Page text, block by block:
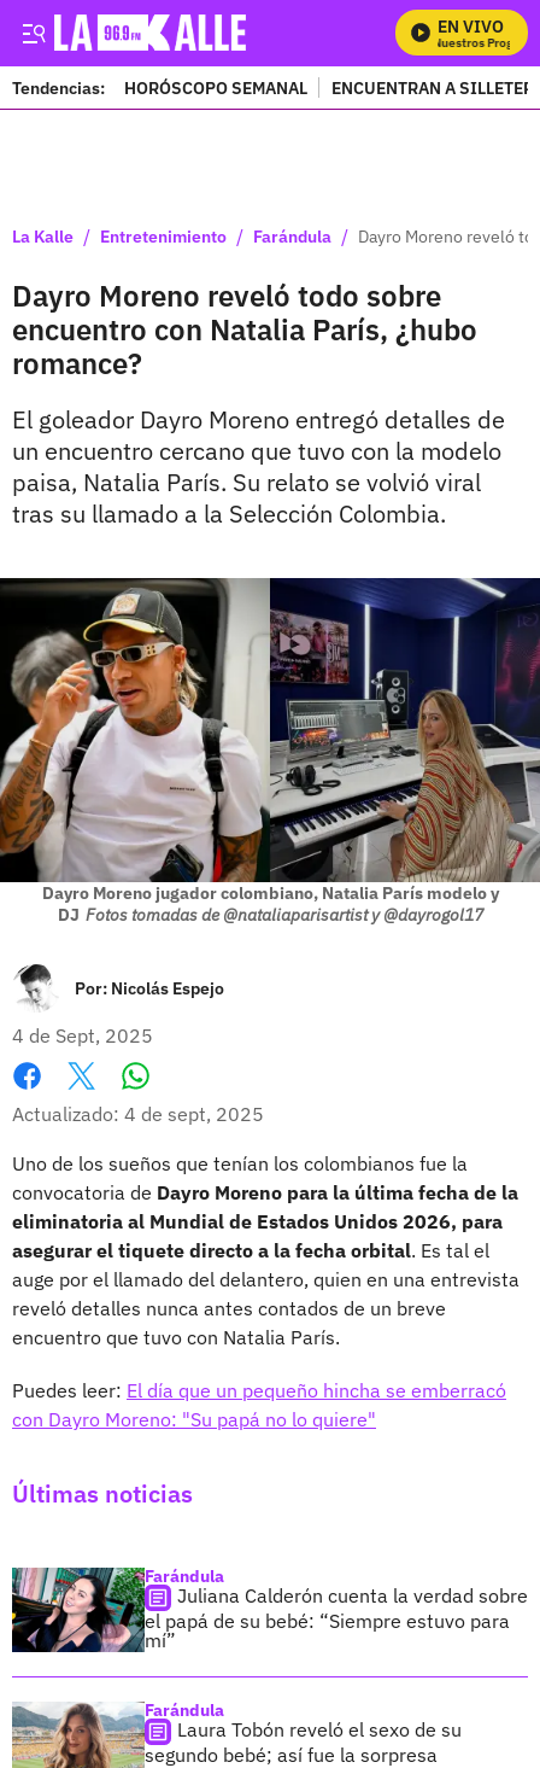
EN VIVO
Mira Todos Nuestros Programas
Tendencias: HORÓSCOPO SEMANAL ENCUENTRAN A
La Kalle / Entretenimiento / Farándula / Dayro Moreno reveló
Dayro Moreno reveló todo sobre
encuentro con Natalia París, ¿hubo
romance?
El goleador Dayro Moreno entregó detalles de
un encuentro cercano que tuvo con la modelo
paisa, Natalia París. Su relato se volvió viral
tras su llamado a la Selección Colombia.
Dayro Moreno jugador colombiano, Natalia París modelo y
DJ Fotos tomadas de @nataliaparisartist y @dayrogol17
Por: Nicolás Espejo
4 de Sept, 2025
Facebook
X
Actualizado: 4 de sept, 2025
Uno de los sueños que tenían los colombianos fue la
convocatoria de Dayro Moreno para la última fecha de la
eliminatoria al Mundial de Estados Unidos 2026, para
asegurar el tiquete directo a la fecha orbital. Es tal el
auge por el llamado del delantero, quien en una entrevista
reveló detalles nunca antes contados de un breve
encuentro que tuvo con Natalia París.
Puedes leer: El día que un pequeño hincha se emberracó
con Dayro Moreno: "Su papá no lo quiere"
Últimas noticias
Farándula
Juliana Calderón cuenta la verdad sobre
el papá de su bebé: “Siempre estuvo para
mí”
Farándula
Laura Tobón reveló el sexo de su
segundo bebé; así fue la sorpresa